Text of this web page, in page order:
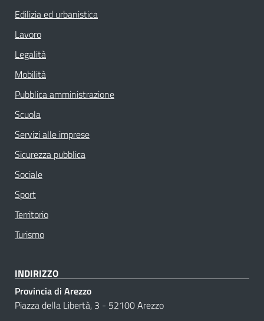
Edilizia ed urbanistica
Lavoro
Legalità
Mobilità
Pubblica amministrazione
Scuola
Servizi alle imprese
Sicurezza pubblica
Sociale
Sport
Territorio
Turismo
INDIRIZZO
Provincia di Arezzo
Piazza della Libertà, 3 - 52100 Arezzo